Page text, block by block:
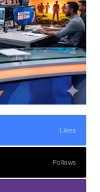
Likes
Follows